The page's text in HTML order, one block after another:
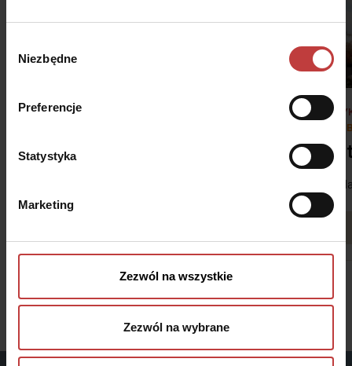
zgody
Niezbędne
Preferencje
Statystyka
Marketing
Zezwól na wszystkie
Zezwól na wybrane
#DNI OTWARTE 7-8 SIERPNIA
ul. Stalowa 43/45, Warszawa-Praga
ul.